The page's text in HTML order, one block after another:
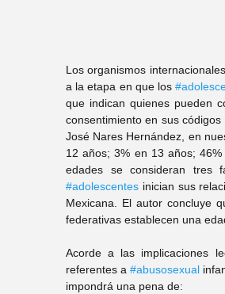
Los organismos
a la etapa en que los
que indican quienes pueden
consentimiento en sus
José Nares Hernández, en
12 años; 3% en 13 años;
#adolescentes inician sus
Mexicana. El autor concluye
federativas establecen una
Acorde a las implicaciones
referentes a #abusosexual
impondrá una pena de: